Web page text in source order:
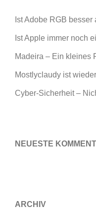
Ist Adobe RGB besser
Ist Apple immer noch
Madeira – Ein kleines
Mostlyclaudy ist
Cyber-Sicherheit –
NEUESTE
ARCHIV